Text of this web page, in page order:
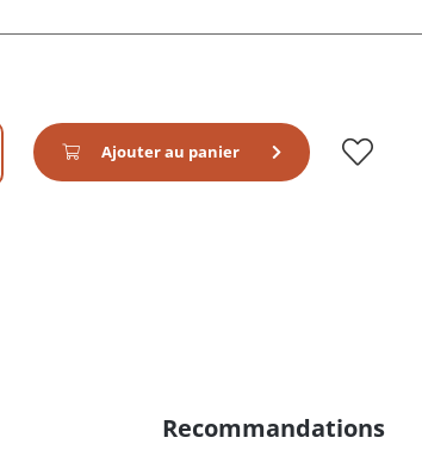
Ajouter au panier
Recommandations